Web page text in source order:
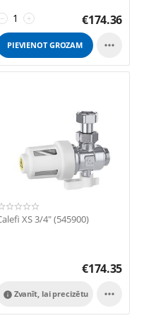
+
− €174.36
PIEVIENOT GROZAM 
XS 3/4" (545900)
€174.35
Zvanīt, lai precizētu
 